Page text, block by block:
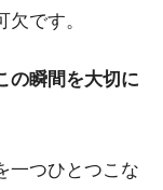
です。
の瞬間を大切に
一つひとつこな